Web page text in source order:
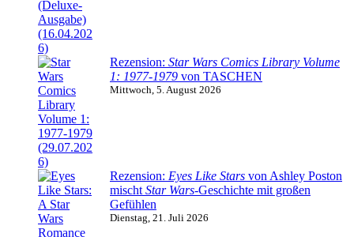
Rezension: Star Wars Comics Library Volume
1: 1977-1979 von TASCHEN
Mittwoch, 5. August 2026
Rezension: Eyes Like Stars von Ashley Poston
mischt Star Wars-Geschichte mit großen
Gefühlen
Dienstag, 21. Juli 2026